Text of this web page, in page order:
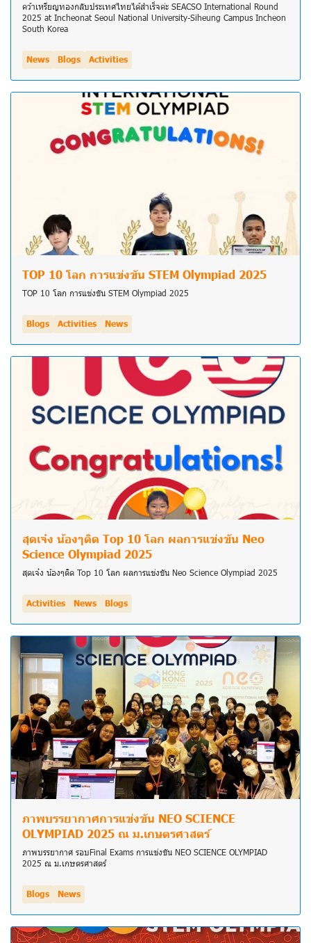
คว้าเหรียญทองกลับประเทศไทยได้สำเร็จค่ะ SEACSO International Round
2025 at Incheonat Seoul National University-Siheung Campus Incheon
South Korea
News Blogs Activities
TOP 10 โลก การแข่งขัน STEM Olympiad 2025
TOP 10 โลก การแข่งขัน STEM Olympiad 2025
Blogs Activities News
สุดเจ๋ง น้องๆติด Top 10 โลก ผลการแข่งขัน Neo
Science Olympiad 2025
สุดเจ๋ง น้องๆติด Top 10 โลก ผลการแข่งขัน Neo Science Olympiad 2025
Activities News Blogs
ภาพบรรยากาศการแข่งขัน NEO SCIENCE
OLYMPIAD 2025 ณ ม.เกษตรศาสตร์
ภาพบรรยากาศ รอบFinal Exams การแข่งขัน NEO SCIENCE OLYMPIAD
2025 ณ ม.เกษตรศาสตร์
Blogs News